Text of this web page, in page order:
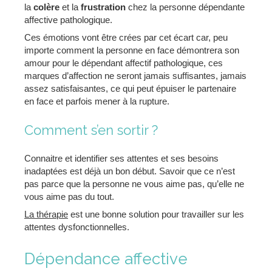
la colère et la frustration chez la personne dépendante
affective pathologique.
Ces émotions vont être crées par cet écart car, peu
importe comment la personne en face démontrera son
amour pour le dépendant affectif pathologique, ces
marques d’affection ne seront jamais suffisantes, jamais
assez satisfaisantes, ce qui peut épuiser le partenaire
en face et parfois mener à la rupture.
Comment s’en sortir ?
Connaitre et identifier ses attentes et ses besoins
inadaptées est déjà un bon début. Savoir que ce n’est
pas parce que la personne ne vous aime pas, qu’elle ne
vous aime pas du tout.
La thérapie est une bonne solution pour travailler sur les
attentes dysfonctionnelles.
Dépendance affective